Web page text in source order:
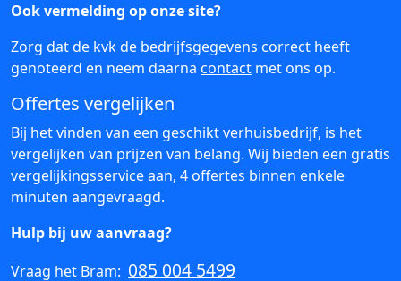
Ook vermelding op onze site?
Zorg dat de kvk de bedrijfsgegevens correct heeft
genoteerd en neem daarna contact met ons op.
Offertes vergelijken
Bij het vinden van een geschikt verhuisbedrijf, is het
vergelijken van prijzen van belang. Wij bieden een gratis
vergelijkingsservice aan, 4 offertes binnen enkele
minuten aangevraagd.
Hulp bij uw aanvraag?
Vraag het Bram: 085 004 5499